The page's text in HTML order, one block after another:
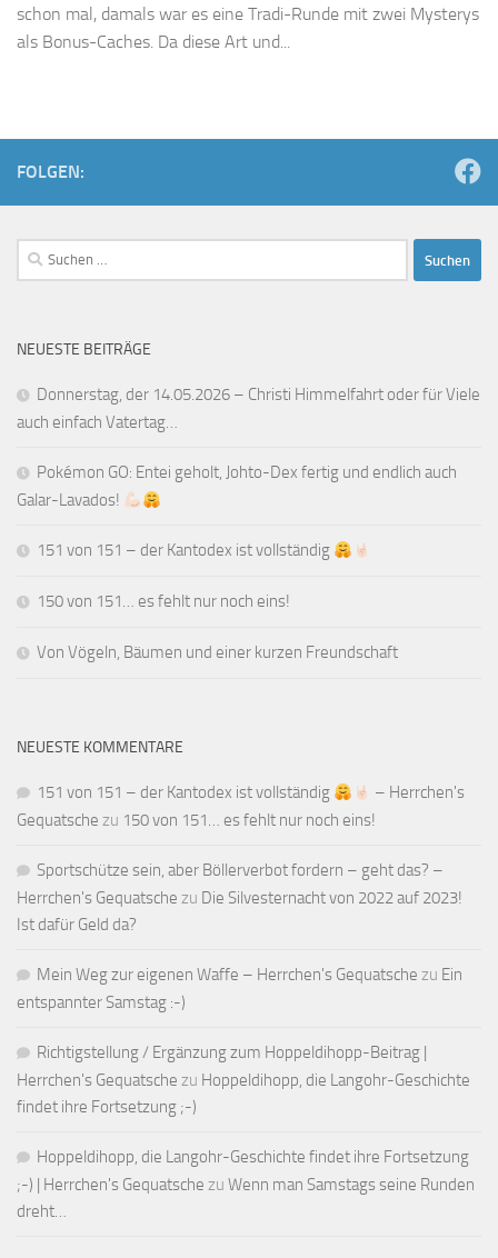
schon mal, damals war es eine Tradi-Runde mit zwei Mysterys
als Bonus-Caches. Da diese Art und...
FOLGEN:
Suchen
nach:
NEUESTE BEITRÄGE
Donnerstag, der 14.05.2026 – Christi Himmelfahrt oder für Viele
auch einfach Vatertag…
Pokémon GO: Entei geholt, Johto-Dex fertig und endlich auch
Galar-Lavados!
151 von 151 – der Kantodex ist vollständig
150 von 151… es fehlt nur noch eins!
Von Vögeln, Bäumen und einer kurzen Freundschaft
NEUESTE KOMMENTARE
151 von 151 – der Kantodex ist vollständig
– Herrchen's
Gequatsche zu 150 von 151… es fehlt nur noch eins!
Sportschütze sein, aber Böllerverbot fordern – geht das? –
Herrchen's Gequatsche zu Die Silvesternacht von 2022 auf 2023!
Ist dafür Geld da?
Mein Weg zur eigenen Waffe – Herrchen's Gequatsche zu Ein
entspannter Samstag :-)
Richtigstellung / Ergänzung zum Hoppeldihopp-Beitrag |
Herrchen's Gequatsche zu Hoppeldihopp, die Langohr-Geschichte
findet ihre Fortsetzung ;-)
Hoppeldihopp, die Langohr-Geschichte findet ihre Fortsetzung
;-) | Herrchen's Gequatsche zu Wenn man Samstags seine Runden
dreht…